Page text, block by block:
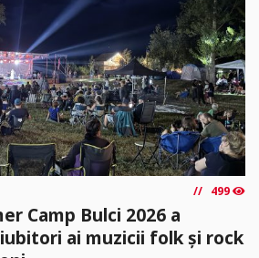
499
Camp Bulci 2026 a
ai muzicii folk și rock